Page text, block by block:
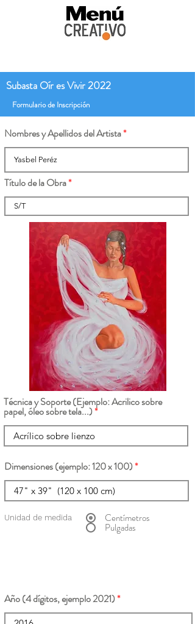
Subasta Oír es Vivir 2022
Formulario de Inscripción
Nombres y Apellidos del Artista
Título de la Obra
Técnica y Soporte (Ejemplo: Acrilico sobre
papel, óleo sobre tela...)
Dimensiones (ejemplo: 120 x 100)
Unidad de medida Centímetros
Pulgadas
Año (4 dígitos, ejemplo 2021)